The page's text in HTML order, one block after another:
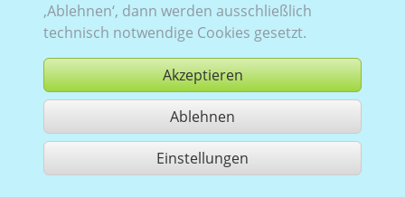
‚Ablehnen‘, dann werden ausschließlich
technisch notwendige Cookies gesetzt.
Akzeptieren
Ablehnen
Einstellungen